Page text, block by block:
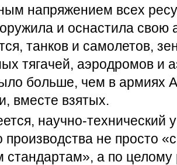
напряжением всех
и оснастила свою
танков и самолетов,
тягачей, аэродромов и
больше, чем в армиях
вместе взятых.
научно-технический
производства не просто
а по целому